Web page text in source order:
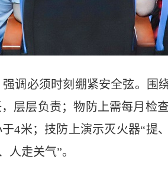
调必须时刻绷紧安全弦。围
层层负责；物防上需每月检
4米；技防上演示灭火器“
走关气”。